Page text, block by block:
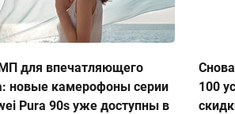
для впечатляющего
новые камерофоны серии
Pura 90s уже доступны в
100